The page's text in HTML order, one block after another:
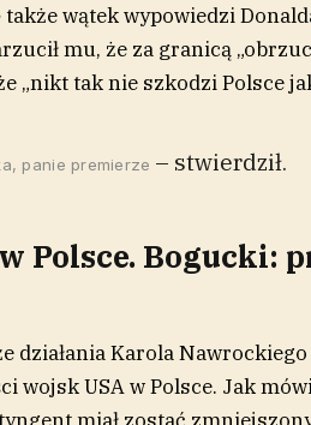
także wątek wypowiedzi
mu, że za granicą
„nikt tak nie szkodzi Polsce
panie premierze – stwierdził.
Polsce. Bogucki:
działania Karola
wojsk USA w Polsce. Jak